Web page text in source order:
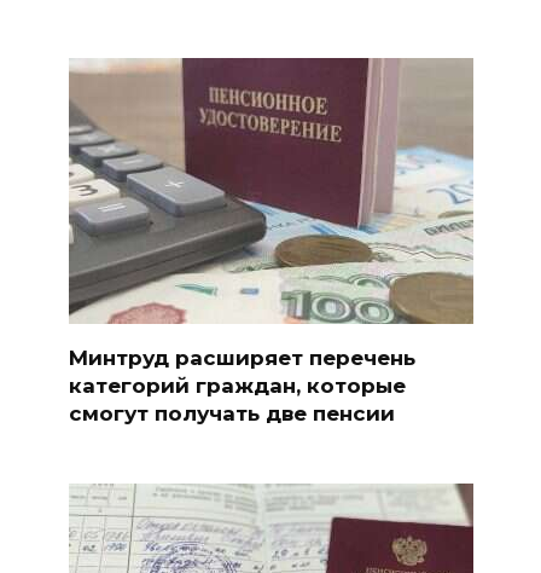
Минтруд расширяет перечень
категорий граждан, которые
смогут получать две пенсии